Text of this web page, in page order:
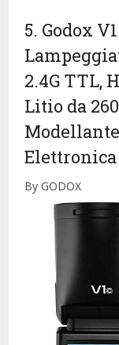
5. Godox
2.4G TTL,
Litio da
Elettronica
By GODOX